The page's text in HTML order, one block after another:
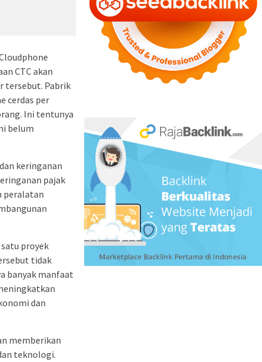
CTC akan
tersebut. Pabrik
cerdas per
Ini tentunya
belum
keringanan
pajak
peralatan
proyek
tidak
banyak manfaat
dan
memberikan
teknologi.